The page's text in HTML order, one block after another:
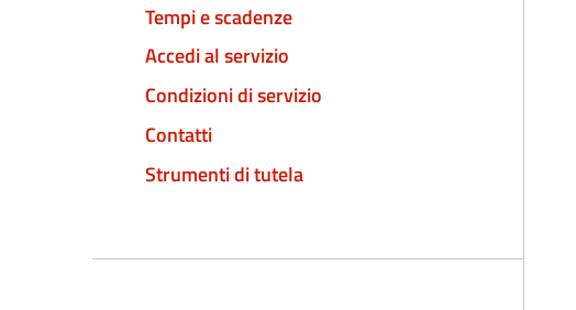
Tempi e scadenze
Accedi al servizio
Condizioni di servizio
Contatti
Strumenti di tutela